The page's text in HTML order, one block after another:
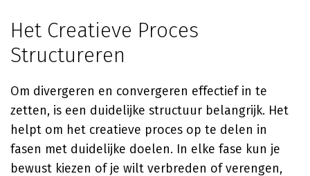
Het Creatieve Proces
Structureren
Om divergeren en convergeren effectief in te
zetten, is een duidelijke structuur belangrijk. Het
helpt om het creatieve proces op te delen in
fasen met duidelijke doelen. In elke fase kun je
bewust kiezen of je wilt verbreden of verengen,